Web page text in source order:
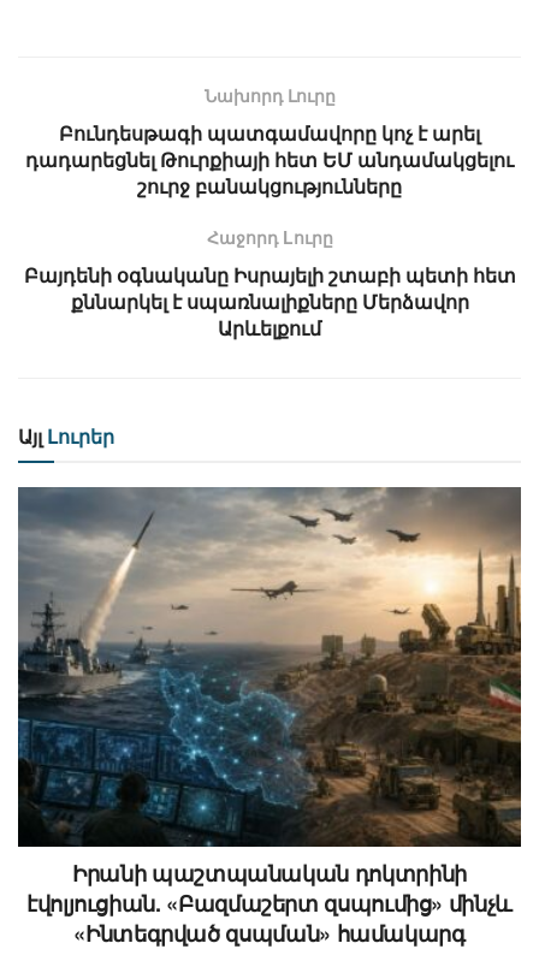
Նախորդ Լուրը
Բունդեսթագի պատգամավորը կոչ է արել
դադարեցնել Թուրքիայի հետ ԵՄ անդամակցելու
շուրջ բանակցությունները
Հաջորդ Lուրը
Բայդենի օգնականը Իսրայելի շտաբի պետի հետ
քննարկել է սպառնալիքները Մերձավոր
Արևելքում
Այլ Լուրեր
Իրանի պաշտպանական դոկտրինի
էվոլյուցիան. «Բազմաշերտ զսպումից» մինչև
«Ինտեգրված զսպման» համակարգ